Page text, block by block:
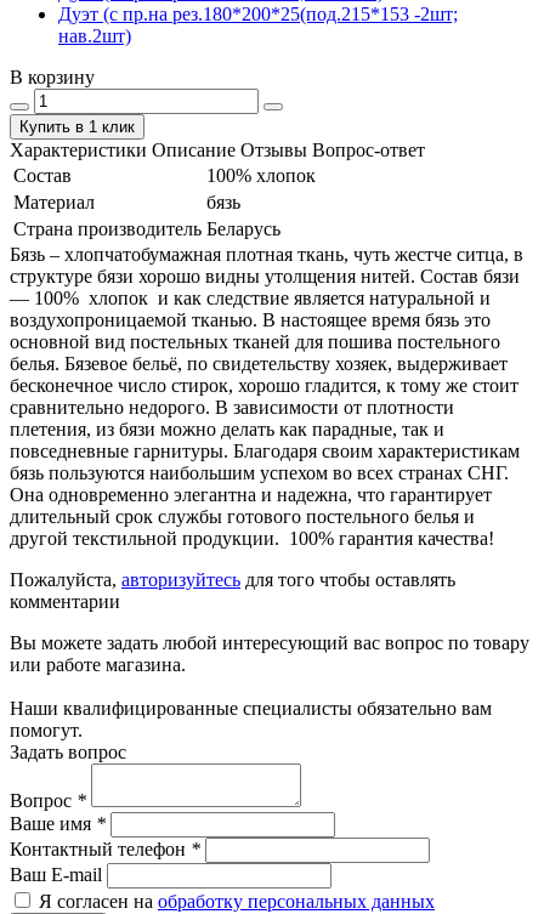
Дуэт (с пр.на рез.180*200*25(под.215*153 -2шт;
нав.2шт)
В корзину
Купить в 1 клик
Характеристики Описание Отзывы Вопрос-ответ
Состав
100% хлопок
Материал
бязь
Страна производитель Беларусь
Бязь – хлопчатобумажная плотная ткань, чуть жестче ситца, в
структуре бязи хорошо видны утолщения нитей. Состав бязи
― 100% хлопок и как следствие является натуральной и
воздухопроницаемой тканью. В настоящее время бязь это
основной вид постельных тканей для пошива постельного
белья. Бязевое бельё, по свидетельству хозяек, выдерживает
бесконечное число стирок, хорошо гладится, к тому же стоит
сравнительно недорого. В зависимости от плотности
плетения, из бязи можно делать как парадные, так и
повседневные гарнитуры. Благодаря своим характеристикам
бязь пользуются наибольшим успехом во всех странах СНГ.
Она одновременно элегантна и надежна, что гарантирует
длительный срок службы готового постельного белья и
другой текстильной продукции. 100% гарантия качества!
Пожалуйста, авторизуйтесь для того чтобы оставлять
комментарии
Вы можете задать любой интересующий вас вопрос по товару
или работе магазина.
Наши квалифицированные специалисты обязательно вам
помогут.
Задать вопрос
Вопрос *
Ваше имя *
Контактный телефон *
Ваш E-mail
Я согласен на обработку персональных данных